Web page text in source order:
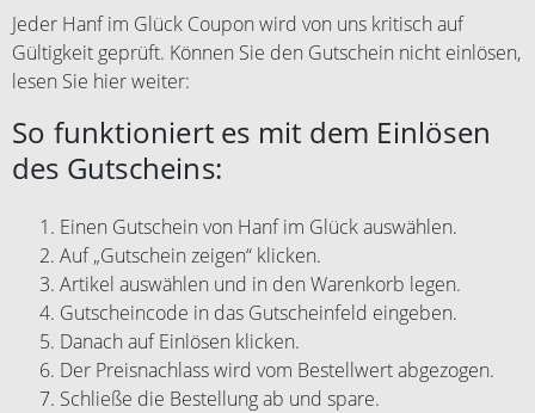
Jeder Hanf im Glück Coupon wird von uns kritisch auf
Gültigkeit geprüft. Können Sie den Gutschein nicht einlösen,
lesen Sie hier weiter:
So funktioniert es mit dem Einlösen
des Gutscheins:
Einen Gutschein von Hanf im Glück auswählen.
Auf „Gutschein zeigen“ klicken.
Artikel auswählen und in den Warenkorb legen.
Gutscheincode in das Gutscheinfeld eingeben.
Danach auf Einlösen klicken.
Der Preisnachlass wird vom Bestellwert abgezogen.
Schließe die Bestellung ab und spare.